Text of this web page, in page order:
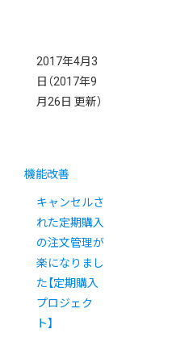
2017年4月3
日 （2017年9
月26日 更新）
機能改善
キャンセルさ
れた定期購入
の注文管理が
楽になりまし
た【定期購入
プロジェク
ト】